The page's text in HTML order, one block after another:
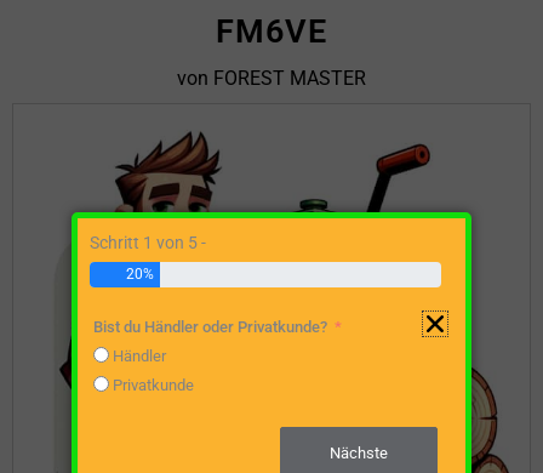
FM6VE
von FOREST MASTER
Schritt 1 von 5 -
20%
Bist du Händler oder Privatkunde?
Händler
Privatkunde
Nächste